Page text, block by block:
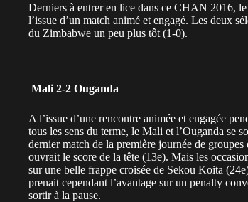
Derniers à entrer en lice dans ce CHAN 2016,
l’issue d’un match animé et engagé. Les deux
du Zimbabwe un peu plus tôt (1-0).
Mali 2-2 Ouganda
A l’issue d’une rencontre animée et engagée
tous les sens du terme, le Mali et l’Ouganda se
dernier match de la première journée de
ouvrait le score de la tête (13e). Mais les
sur une belle frappe croisée de Sekou Koita
prenait cependant l’avantage sur un penalty
sortir à la pause.